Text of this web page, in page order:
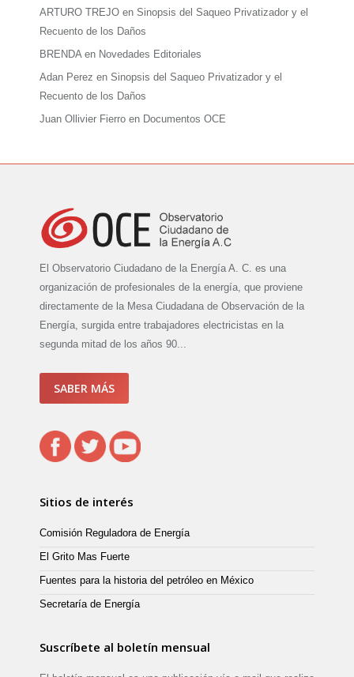
ARTURO TREJO en Sinopsis del Saqueo Privatizador y el
Recuento de los Daños
BRENDAen Novedades Editoriales
Adan Perez en Sinopsis del Saqueo Privatizador y el
Recuento de los Daños
Juan Ollivier Fierro en Documentos OCE
El Observatorio Ciudadano de la Energía A. C. es una
organización de profesionales de la energía, que proviene
directamente de la Mesa Ciudadana de Observación de la
Energía, surgida entre trabajadores electricistas en la
segunda mitad de los años 90...
SABER MÁS
Sitios de interés
Comisión Reguladora de Energía
El Grito Mas Fuerte
Fuentes para la historia del petróleo en México
Secretaría de Energía
Suscríbete al boletín mensual